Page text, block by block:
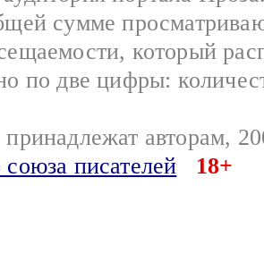
сумме
который
по две цифры:
авторам,
союза писателей
18+